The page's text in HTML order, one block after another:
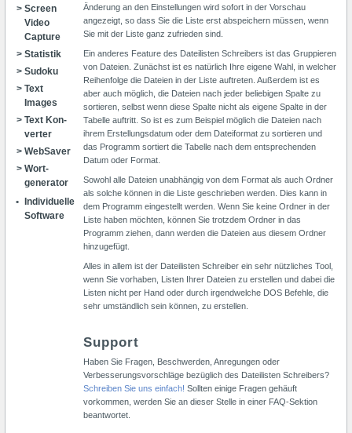
Screen
Video
Capture
Sta­tistik
Su­do­ku
Text
Images
Text Kon­
ver­ter
Web­Saver
Wort­
genera­tor
Indi­vi­duelle
Software
Änderung an den Einstellungen wird sofort in der Vorschau
angezeigt, so dass Sie die Liste erst abspeichern müssen, wenn
Sie mit der Liste ganz zufrieden sind.
Ein anderes Feature des Dateilisten Schreibers ist das Gruppieren
von Dateien. Zunächst ist es natürlich Ihre eigene Wahl, in welcher
Reihenfolge die Dateien in der Liste auftreten. Außerdem ist es
aber auch möglich, die Dateien nach jeder beliebigen Spalte zu
sortieren, selbst wenn diese Spalte nicht als eigene Spalte in der
Tabelle auftritt. So ist es zum Beispiel möglich die Dateien nach
ihrem Erstellungsdatum oder dem Dateiformat zu sortieren und
das Programm sortiert die Tabelle nach dem entsprechenden
Datum oder Format.
Sowohl alle Dateien unabhängig von dem Format als auch Ordner
als solche können in die Liste geschrieben werden. Dies kann in
dem Programm eingestellt werden. Wenn Sie keine Ordner in der
Liste haben möchten, können Sie trotzdem Ordner in das
Programm ziehen, dann werden die Dateien aus diesem Ordner
hinzugefügt.
Alles in allem ist der Dateilisten Schreiber ein sehr nützliches Tool,
wenn Sie vorhaben, Listen Ihrer Dateien zu erstellen und dabei die
Listen nicht per Hand oder durch irgendwelche DOS Befehle, die
sehr umständlich sein können, zu erstellen.
Support
Haben Sie Fragen, Beschwerden, Anregungen oder
Verbesserungsvorschläge bezüglich des Dateilisten Schreibers?
Schreiben Sie uns einfach! Sollten einige Fragen gehäuft
vorkommen, werden Sie an dieser Stelle in einer FAQ-Sektion
beantwortet.